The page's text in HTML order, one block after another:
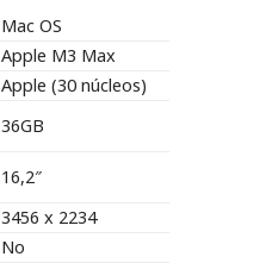
Mac OS
Apple M3 Max
Apple (30 núcleos)
36GB
16,2″
3456 x 2234
No